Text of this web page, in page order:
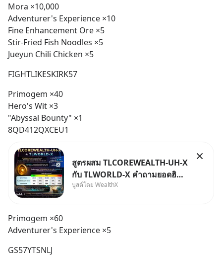
Mora ×10,000
Adventurer's Experience ×10
Fine Enhancement Ore ×5
Stir-Fried Fish Noodles ×5
Jueyun Chili Chicken ×5
FIGHTLIKESKIRK57
Primogem ×40
Hero's Wit ×3
"Abyssal Bounty" ×1
8QD412QXCEU1
สูตรผสม TLCOREWEALTH-UH-X
กับ TLWORLD-X คำถามยอดฮิตที่
คนใช้ WealthX ถามเข้ามา
บูสต์โดย WealthX
Primogem ×60
Adventurer's Experience ×5
GS57YTSNLJ